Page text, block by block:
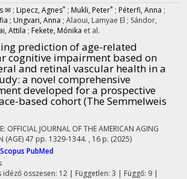
✉ ; Lipecz, Agnes* ; Mukli, Peter* ; Péterfi, Anna ;
; Ungvari, Anna ; Alaoui, Lamyae El ; Sándor,
Attila ; Fekete, Mónika et al.
prediction of age-related
cognitive impairment based on
and retinal vascular health in a
: a novel comprehensive
developed for a prospective
based cohort (The Semmelweis
OFFICIAL JOURNAL OF THE AMERICAN AGING
(AGE) 47 pp. 1329-1344. , 16 p. (2025)
Scopus PubMed
idéző összesen: 12| Független: 3 | Függő: 9 |